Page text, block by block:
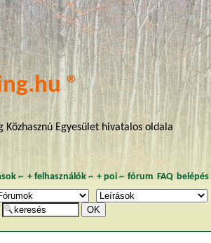
®
Közhasznú Egyesület hivatalos oldala
~ + felhasználók~ + poi~ fórum FAQ belépés